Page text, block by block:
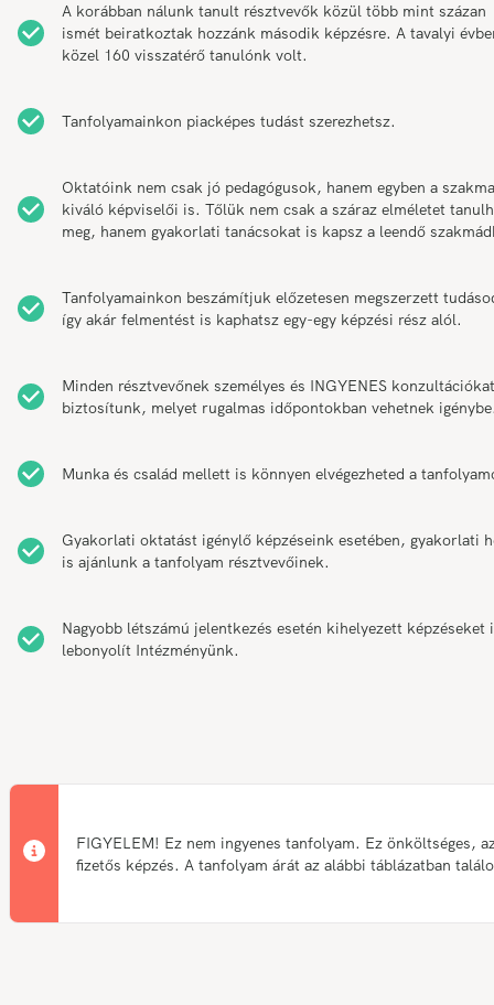
A korábban nálunk tanult résztvevők közül több mint százan
ismét beiratkoztak hozzánk második képzésre. A tavalyi
közel 160 visszatérő tanulónk volt.
Tanfolyamainkon piacképes tudást szerezhetsz.
Oktatóink nem csak jó pedagógusok, hanem egyben a szakma
kiváló képviselői is. Tőlük nem csak a száraz elméletet
meg, hanem gyakorlati tanácsokat is kapsz a leendő
Tanfolyamainkon beszámítjuk előzetesen megszerzett
így akár felmentést is kaphatsz egy-egy képzési rész alól.
Minden résztvevőnek személyes és INGYENES konzultációkat
biztosítunk, melyet rugalmas időpontokban vehetnek
Munka és család mellett is könnyen elvégezheted a
Gyakorlati oktatást igénylő képzéseink esetében, gyakorlati
is ajánlunk a tanfolyam résztvevőinek.
Nagyobb létszámú jelentkezés esetén kihelyezett képzéseket
lebonyolít Intézményünk.
FIGYELEM! Ez nem ingyenes tanfolyam. Ez önköltséges,
fizetős képzés. A tanfolyam árát az alábbi táblázatban